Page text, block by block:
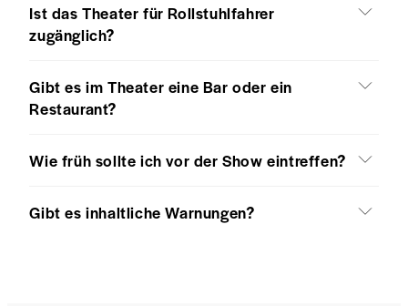
Ist das Theater für Rollstuhlfahrer
zugänglich?
Gibt es im Theater eine Bar oder ein
Restaurant?
Wie früh sollte ich vor der Show eintreffen?
Gibt es inhaltliche Warnungen?